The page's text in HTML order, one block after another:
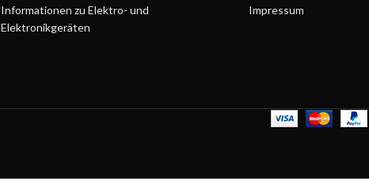
Informationen zu Elektro- und
Elektronikgeräten
Impressum